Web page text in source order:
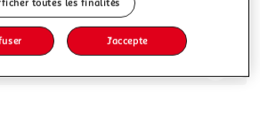
J'accepte